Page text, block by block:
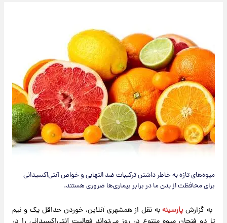
میوه‌های تازه به خاطر داشتن ترکیبات ضد التهابی و خواص آنتی‌اکسیدانی
برای محافظت از بدن ما در برابر بیماری‌ها ضروری هستند.
به گزارش پارسینهبه نقل از همشهری آنلاین، خوردن حداقل یک و نیم